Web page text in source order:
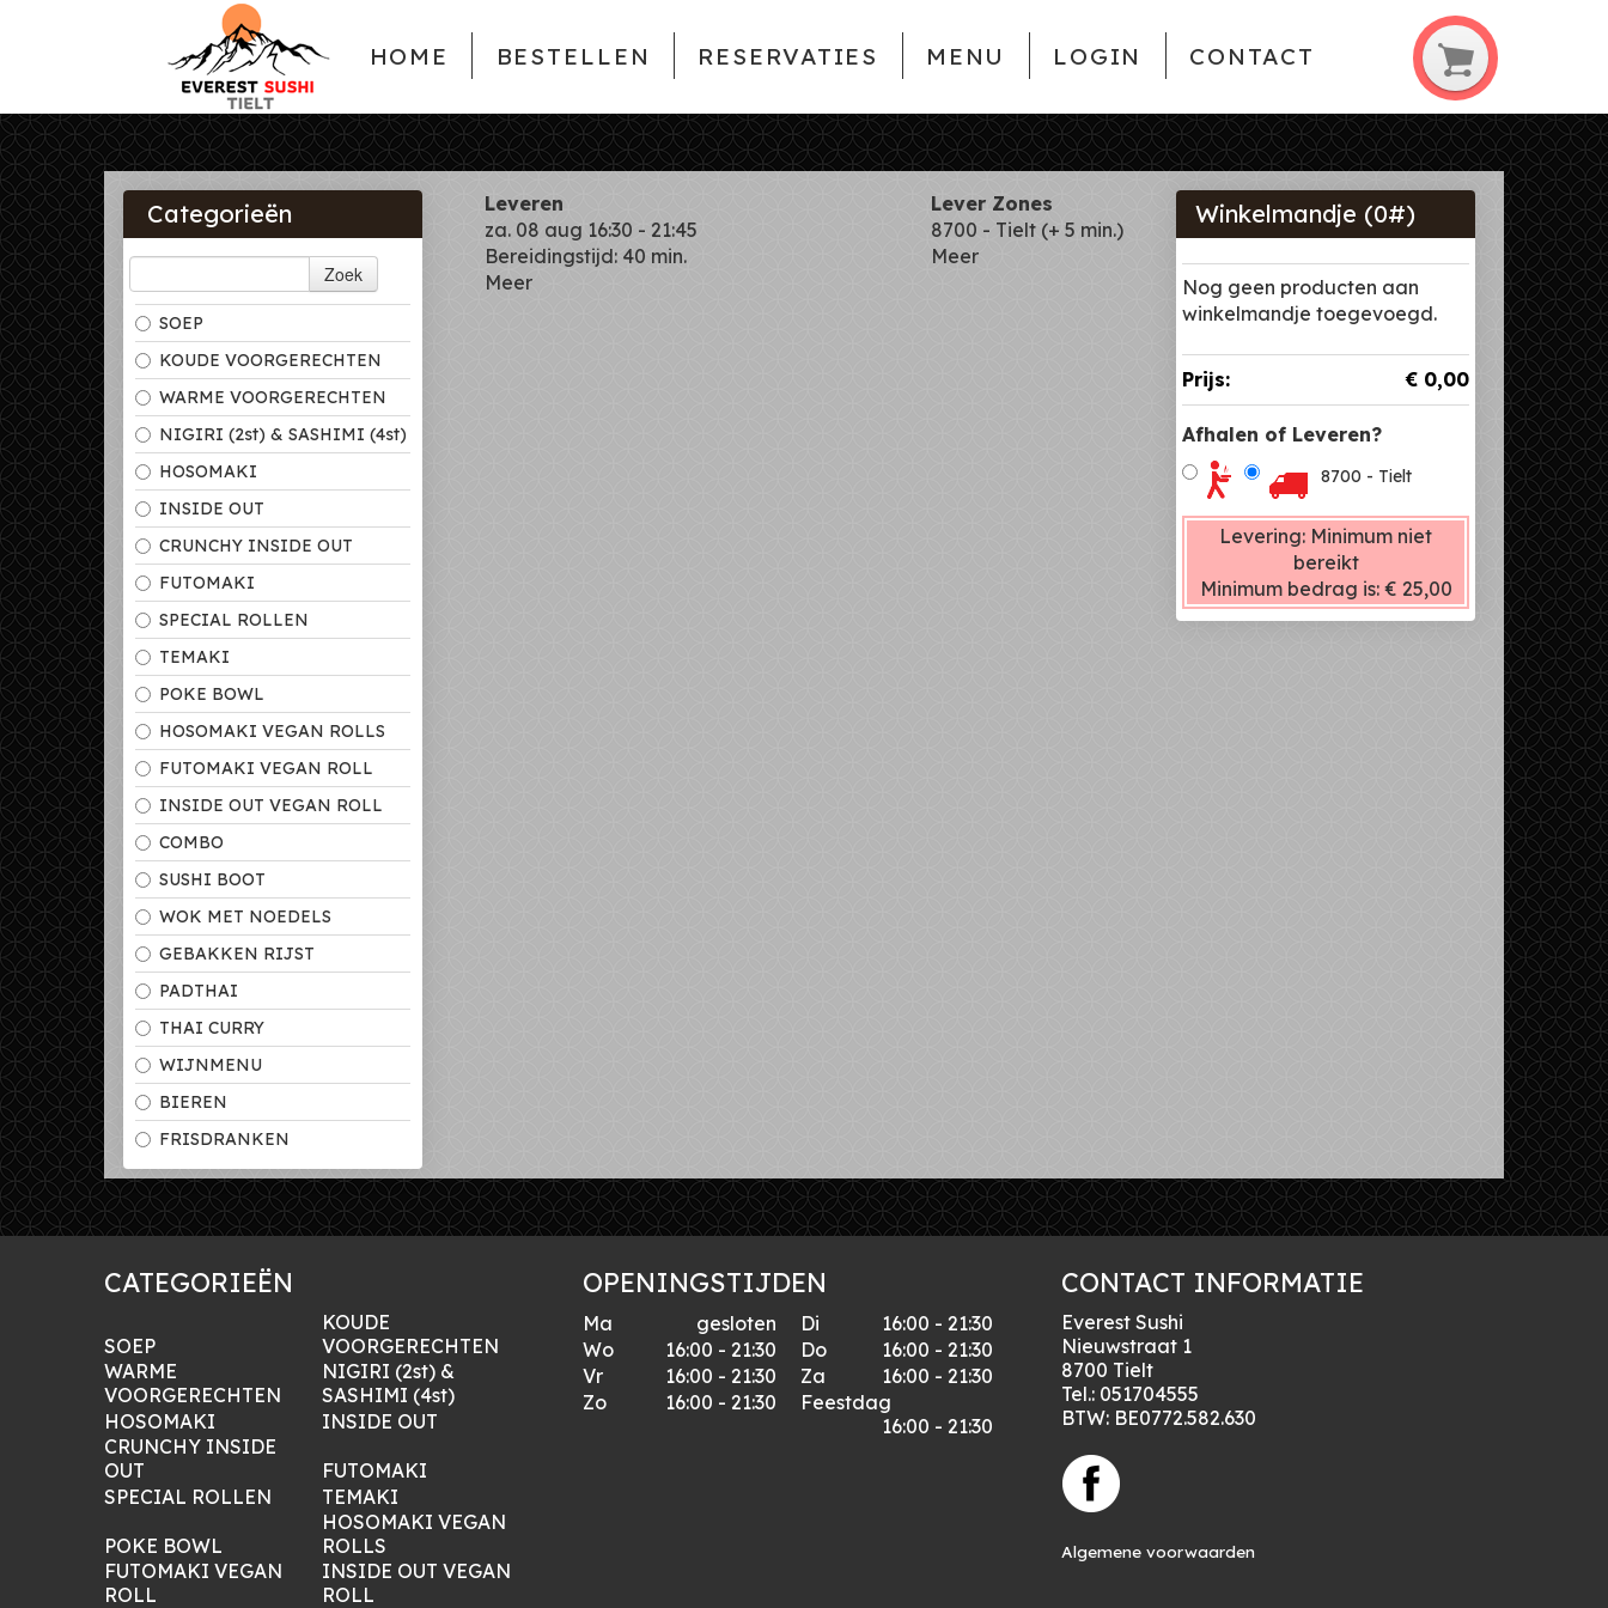
HOME BESTELLEN RESERVATIES MENU LOGIN CONTACT
Categorieën
Zoek
SOEP
KOUDE VOORGERECHTEN
WARME VOORGERECHTEN
NIGIRI (2st) & SASHIMI (4st)
HOSOMAKI
INSIDE OUT
CRUNCHY INSIDE OUT
FUTOMAKI
SPECIAL ROLLEN
TEMAKI
POKE BOWL
HOSOMAKI VEGAN ROLLS
FUTOMAKI VEGAN ROLL
INSIDE OUT VEGAN ROLL
COMBO
SUSHI BOOT
WOK MET NOEDELS
GEBAKKEN RIJST
PADTHAI
THAI CURRY
WIJNMENU
BIEREN
FRISDRANKEN
Leveren
za. 08 aug 16:30 - 21:45
Bereidingstijd: 40 min.
Meer
Lever Zones
8700 - Tielt (+ 5 min.)
Meer
Winkelmandje (0#)
Nog geen producten aan
winkelmandje toegevoegd.
Prijs: € 0,00
Afhalen of Leveren?
8700 - Tielt
Levering: Minimum niet
bereikt
Minimum bedrag is: € 25,00
CATEGORIEËN
SOEP
KOUDE
VOORGERECHTEN
WARME
VOORGERECHTEN
NIGIRI (2st) &
SASHIMI (4st)
HOSOMAKI
INSIDE OUT
CRUNCHY INSIDE
OUT
FUTOMAKI
SPECIAL ROLLEN
TEMAKI
POKE BOWL
HOSOMAKI VEGAN
ROLLS
FUTOMAKI VEGAN
ROLL
INSIDE OUT VEGAN
ROLL
OPENINGSTIJDEN
Ma gesloten Di
16:00 - 21:30
Wo
16:00 - 21:30 Do
16:00 - 21:30
Vr
16:00 - 21:30 Za
16:00 - 21:30
Zo
16:00 - 21:30
Feestdag
16:00 - 21:30
CONTACT INFORMATIE
Everest Sushi
Nieuwstraat 1
8700 Tielt
Tel.: 051704555
BTW: BE0772.582.630
Algemene voorwaarden